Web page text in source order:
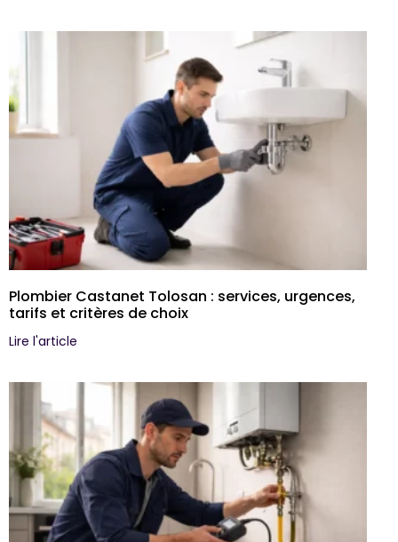
Plombier Castanet Tolosan : services, urgences,
tarifs et critères de choix
Lire l'article